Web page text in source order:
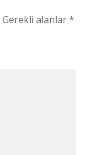
Gerekli alanlar*